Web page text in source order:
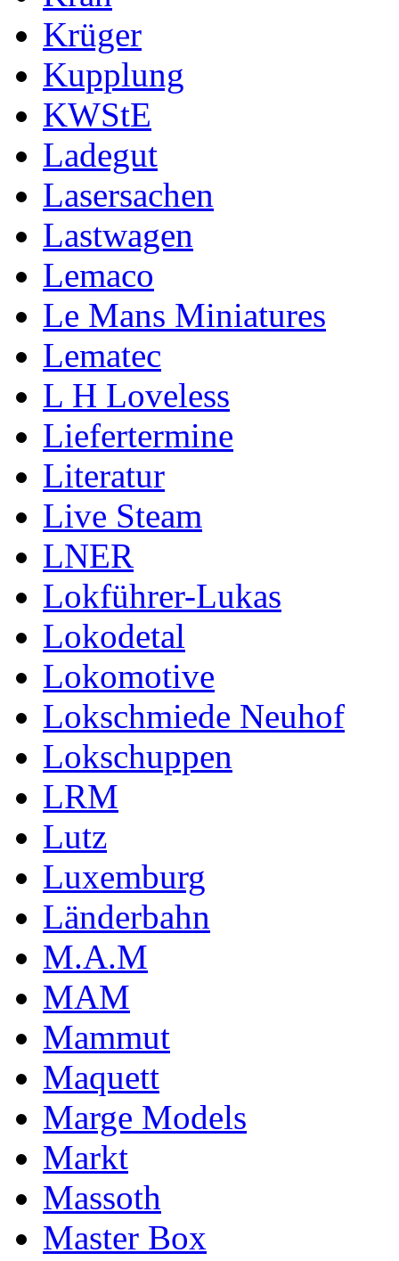
Krüger
Kupplung
KWStE
Ladegut
Lasersachen
Lastwagen
Lemaco
Le Mans Miniatures
Lematec
L H Loveless
Liefertermine
Literatur
Live Steam
LNER
Lokführer-Lukas
Lokodetal
Lokomotive
Lokschmiede Neuhof
Lokschuppen
LRM
Lutz
Luxemburg
Länderbahn
M.A.M
MAM
Mammut
Maquett
Marge Models
Markt
Massoth
Master Box